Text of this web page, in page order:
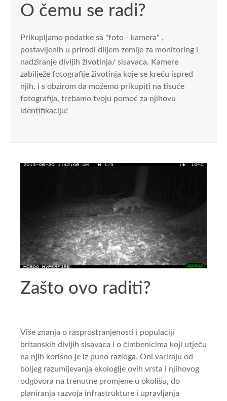
O čemu se radi?
Prikupljamo podatke sa "foto - kamera" ,
postavljenih u prirodi diljem zemlje za monitoring i
nadziranje divljih životinja/ sisavaca. Kamere
zabilježe fotografije životinja koje se kreću ispred
njih, i s obzirom da možemo prikupiti na tisuće
fotografija, trebamo tvoju pomoć za njihovu
identifikaciju!
Zašto ovo raditi?
Više znanja o rasprostranjenosti i populaciji
britanskih divljih sisavaca i o čimbenicima koji utječu
na njih korisno je iz puno razloga. Oni variraju od
boljeg razumijevanja ekologije ovih vrsta i njihovog
odgovora na trenutne promjene u okolišu, do
planiranja razvoja infrastrukture i upravljanja